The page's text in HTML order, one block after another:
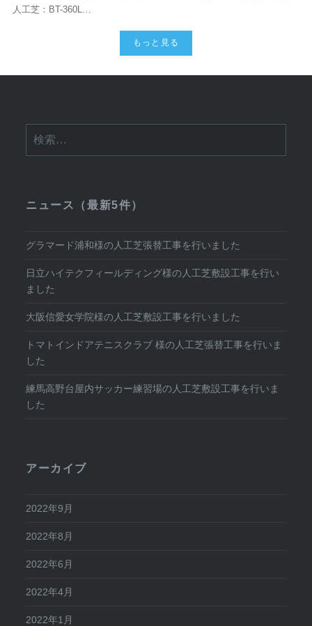
人工芝：BT-360L…
もっと見る
索:
ニュース（最新5件）
グラマード浦和様の人工芝張替工事を行いました
日立ハイテクフィールディング様の人工芝敷設工事を行い
ました
大阪信愛女学院様の人工芝敷設工事を行いました
トマトインドアテニスクラブ 様の人工芝張替工事を行いま
した
練馬高野台屋内サッカー練習場の人工芝敷設工事を行いま
した
アーカイブ
2022年9月
2022年8月
2022年6月
2022年4月
2022年1月